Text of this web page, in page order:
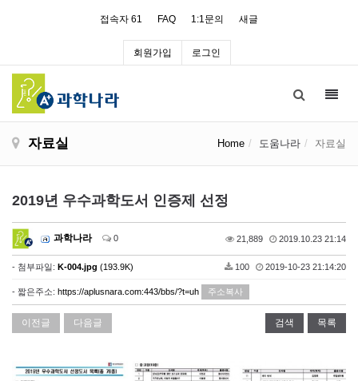
접속자 61 FAQ 1:1문의 새글
회원가입 로그인
자료실 Home 도움나라 자료실
2019년 우수과학도서 인증제 선정
과학나라 0 21,889 2019.10.23 21:14
- 첨부파일: K-004.jpg (193.9K) 100 2019-10-23 21:14:20
- 짧은주소: https://aplusnara.com:443/bbs/?t=uh 주소복사
이전글 다음글 검색 목록